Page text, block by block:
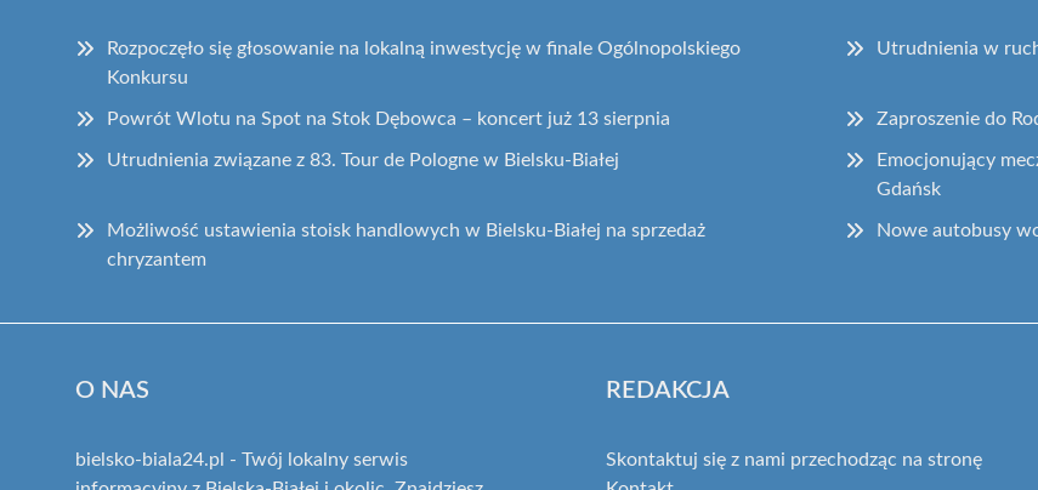
Rozpoczęło się głosowanie na lokalną inwestycję w finale Ogólnopolskiego
Konkursu
Utrudnienia w
Powrót Wlotu na Spot na Stok Dębowca – koncert już 13 sierpnia Zaproszenie do
Utrudnienia związane z 83. Tour de Pologne w Bielsku-Białej
Emocjonujący
Gdańsk
Możliwość ustawienia stoisk handlowych w Bielsku-Białej na sprzedaż
chryzantem
Nowe autobusy
O NAS
bielsko-biala24.pl - Twój lokalny serwis
REDAKCJA
Skontaktuj się z nami przechodząc na stronę